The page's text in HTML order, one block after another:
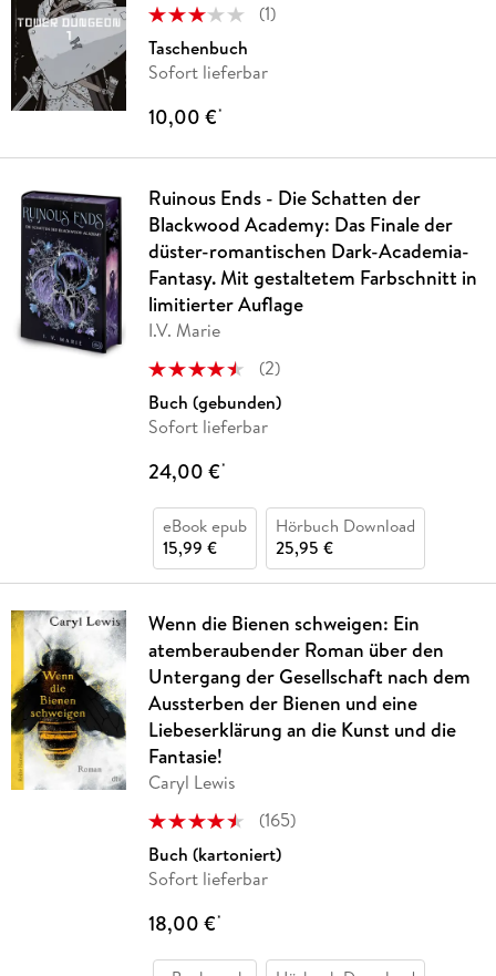
(1)
Taschenbuch
Sofort lieferbar
10,00 €*
Ruinous Ends - Die Schatten der
Blackwood Academy: Das Finale der
düster-romantischen Dark-Academia-
Fantasy. Mit gestaltetem Farbschnitt in
limitierter Auflage
I.V. Marie
(2)
Buch (gebunden)
Sofort lieferbar
24,00 €*
eBook epub
15,99 €
Hörbuch Download
25,95 €
Wenn die Bienen schweigen: Ein
atemberaubender Roman über den
Untergang der Gesellschaft nach dem
Aussterben der Bienen und eine
Liebeserklärung an die Kunst und die
Fantasie!
Caryl Lewis
(165)
Buch (kartoniert)
Sofort lieferbar
18,00 €*